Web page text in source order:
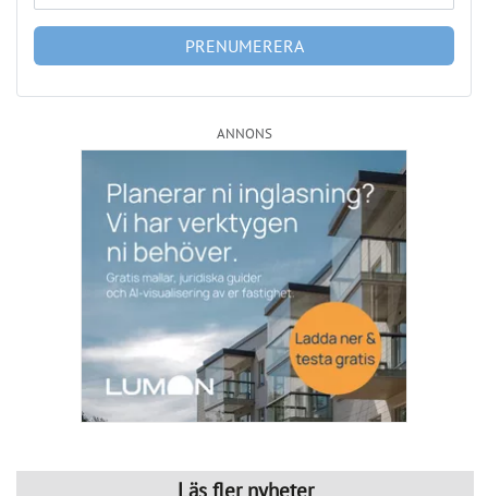
PRENUMERERA
ANNONS
Läs fler nyheter